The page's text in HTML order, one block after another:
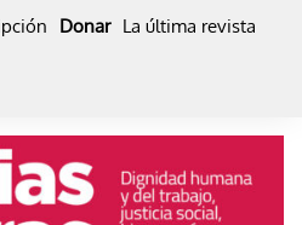
Donar La última revista